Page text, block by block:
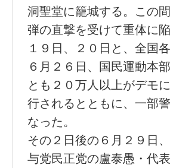
洞聖堂に籠城する。この
弾の直撃を受けて重体に
１９日、２０日と、全国
６月２６日、国民運動本
とも２０万人以上がデモ
行されるとともに、一部
なった。
その２日後の６月２９日
与党民正党の盧泰愚・代